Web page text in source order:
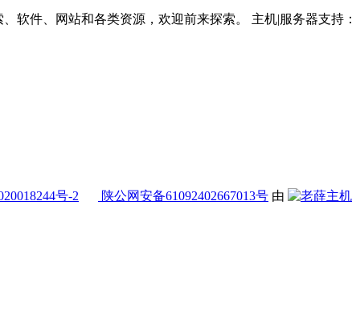
软件、网站和各类资源，欢迎前来探索。 主机|服务器支持：
号-2 陕公网安备61092402667013号 由